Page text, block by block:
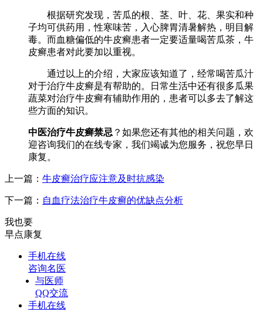
根据研究发现，苦瓜的根、茎、叶、花、果实和种
子均可供药用，性寒味苦，入心脾胃清暑解热，明目解
毒。而血糖偏低的牛皮癣患者一定要适量喝苦瓜茶，牛
皮癣患者对此要加以重视。
通过以上的介绍，大家应该知道了，经常喝苦瓜汁
对于治疗牛皮癣是有帮助的。日常生活中还有很多瓜果
蔬菜对治疗牛皮癣有辅助作用的，患者可以多去了解这
些方面的知识。
中医治疗牛皮癣禁忌 ？如果您还有其他的相关问题，欢
迎咨询我们的在线专家，我们竭诚为您服务，祝您早日
康复。
上一篇： 牛皮癣治疗应注意及时抗感染
下一篇： 自血疗法治疗牛皮癣的优缺点分析
我也要
早点康复
手机在线
咨询名医
与医师
QQ交流
手机在线